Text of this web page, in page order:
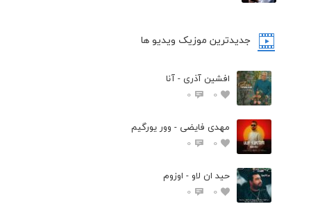
جدیدترین موزیک ویدیو ها
افشین آذری - آنا
0
0
مهدی فایضی - وور یورگیم
0
0
حید ان لاو - اوزوم
0
0